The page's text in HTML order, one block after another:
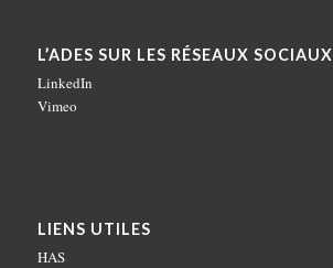
L’ADES SUR LES RÉSEAUX SOCIAUX
LinkedIn
Vimeo
LIENS UTILES
HAS